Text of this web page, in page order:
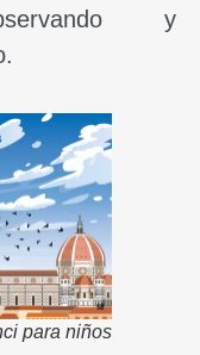
y
para niños